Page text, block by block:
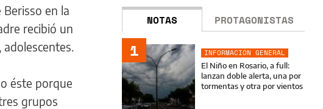
en la
recibió un
éste porque
grupos
NOTAS PROTAGONISTAS
1
INFORMACIÓN GENERAL
El Niño en Rosario, a full:
lanzan doble alerta, una por
tormentas y otra por vientos